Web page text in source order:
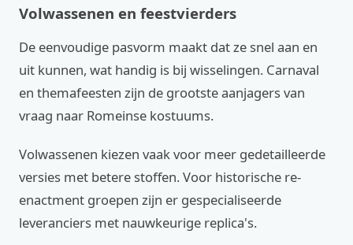
Volwassenen en feestvierders
De eenvoudige pasvorm maakt dat ze snel aan en
uit kunnen, wat handig is bij wisselingen. Carnaval
en themafeesten zijn de grootste aanjagers van
vraag naar Romeinse kostuums.
Volwassenen kiezen vaak voor meer gedetailleerde
versies met betere stoffen. Voor historische re-
enactment groepen zijn er gespecialiseerde
leveranciers met nauwkeurige replica's.